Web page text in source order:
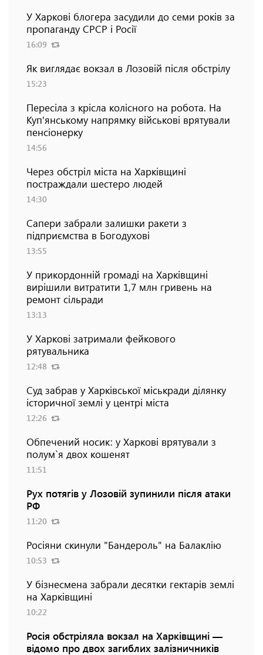
У Харкові блогера засудили до семи років за
пропаганду СРСР і Росії
16:09
Як виглядає вокзал в Лозовій після обстрілу
15:23
Пересіла з крісла колісного на робота. На
Куп'янському напрямку військові врятували
пенсіонерку
14:56
Через обстріл міста на Харківщині
постраждали шестеро людей
14:30
Сапери забрали залишки ракети з
підприємства в Богодухові
13:55
У прикордонній громаді на Харківщині
вирішили витратити 1,7 млн гривень на
ремонт сільради
13:13
У Харкові затримали фейкового
рятувальника
12:48
Суд забрав у Харківської міськради ділянку
історичної землі у центрі міста
12:26
Обпечений носик: у Харкові врятували з
полум`я двох кошенят
11:51
Рух потягів у Лозовій зупинили після атаки
РФ
11:20
Росіяни скинули "Бандероль" на Балаклію
10:53
У бізнесмена забрали десятки гектарів землі
на Харківщині
10:22
Росія обстріляла вокзал на Харківщині —
відомо про двох загиблих залізничників